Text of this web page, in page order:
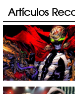
Artículos